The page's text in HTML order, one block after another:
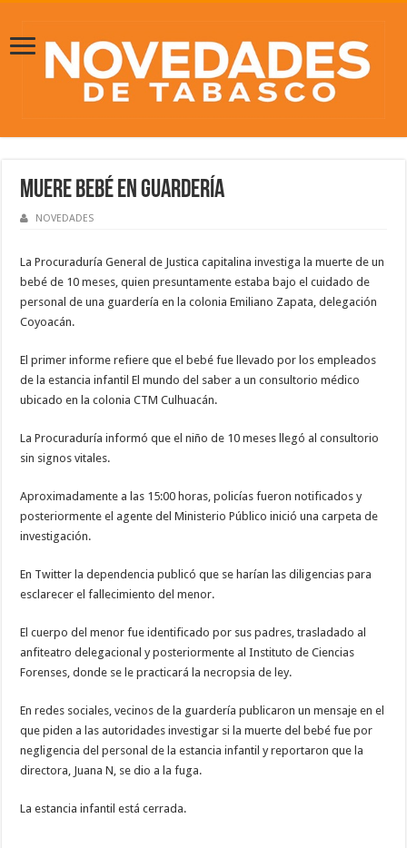
Muere bebé en guardería
NOVEDADES
La Procuraduría General de Justica capitalina investiga la muerte de un
bebé de 10 meses, quien presuntamente estaba bajo el cuidado de
personal de una guardería en la colonia Emiliano Zapata, delegación
Coyoacán.
El primer informe refiere que el bebé fue llevado por los empleados
de la estancia infantil El mundo del saber a un consultorio médico
ubicado en la colonia CTM Culhuacán.
La Procuraduría informó que el niño de 10 meses llegó al consultorio
sin signos vitales.
Aproximadamente a las 15:00 horas, policías fueron notificados y
posteriormente el agente del Ministerio Público inició una carpeta de
investigación.
En Twitter la dependencia publicó que se harían las diligencias para
esclarecer el fallecimiento del menor.
El cuerpo del menor fue identificado por sus padres, trasladado al
anfiteatro delegacional y posteriormente al Instituto de Ciencias
Forenses, donde se le practicará la necropsia de ley.
En redes sociales, vecinos de la guardería publicaron un mensaje en el
que piden a las autoridades investigar si la muerte del bebé fue por
negligencia del personal de la estancia infantil y reportaron que la
directora, Juana N, se dio a la fuga.
La estancia infantil está cerrada.